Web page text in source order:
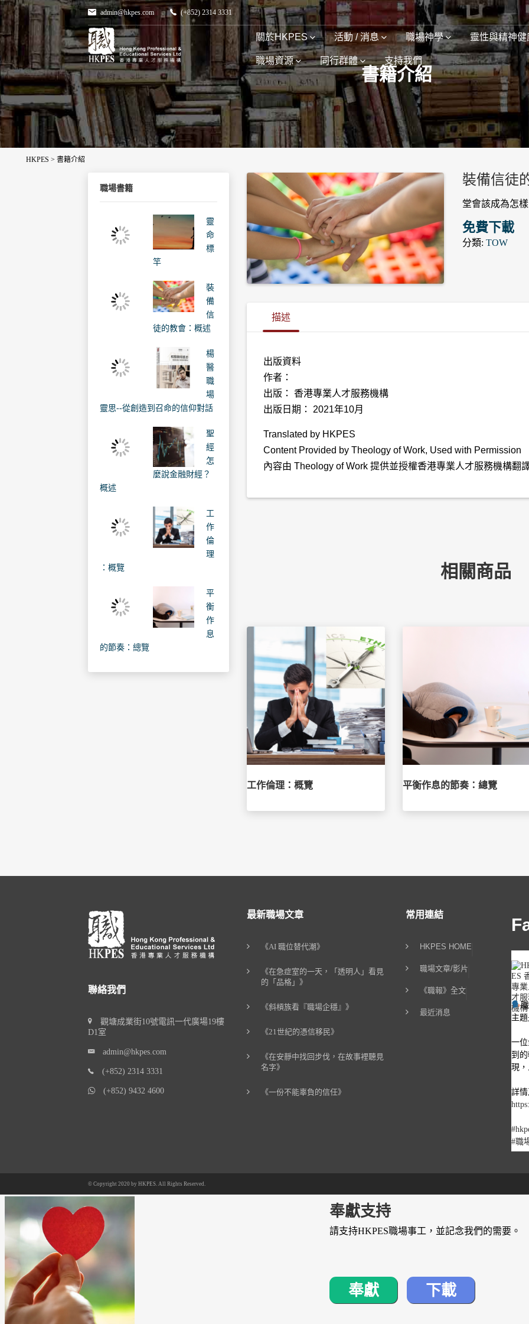
admin@hkpes.com (+852) 2314 3331
關於HKPES 活動 / 消息 職場神學 靈性與精神健
職場資源 同行群體 支持我們
書籍介紹
HKPES >書籍介紹
職場書籍
靈
命
標
竿
裝
備
信
徒的教會：概述
楊
醫
職
場
靈思--從創造到召命的信仰對話
聖
經
怎
麼說金融財經？
概述
工
作
倫
理
：概覽
平
衡
作
息
的節奏：總覽
裝備信徒
堂會該成為怎
免費下載
分類:TOW
描述
出版資料
作者：
出版： 香港專業人才服務機構
出版日期： 2021年10月
Translated by HKPES
Content Provided by Theology of Work, Used with Permission
內容由 Theology of Work 提供並授權香港專業人才服務機構翻
相關商品
工作倫理：概覽 平衡作息的節奏：總覽
聯絡我們
觀塘成業街10號電訊一代廣場19樓
D1室
admin@hkpes.com
(+852) 2314 3331
(+852) 9432 4600
最新職場文章
《AI 職位替代潮》
《在急症室的一天，「透明人」看見
的「品格」》
《斜槓族看『職場企穩』》
《21世紀的憑信移民》
《在安靜中找回步伐，在故事裡聽見
名字》
《一份不能辜負的信任》
常用連結
HKPES HOME
職場文章/影片
《職報》全文
最近消息
主
一
到
現
詳
#職
© Copyright 2020 byHKPES . All Rights Reserved.
奉獻支持
請支持HKPES職場事工，並記念我們的需要。
奉獻 下載